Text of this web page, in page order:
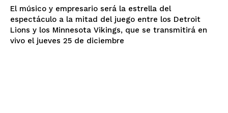
Aguascalientes Baja California
Baja California Sur Campeche
Chiapas
Chihuahua
Ciudad de México Coahuila
Colima Durango
Estado de México
El músico y empresario será la estrella del
espectáculo a la mitad del juego entre los Detroit
Lions y los Minnesota Vikings, que se transmitirá en
vivo el jueves 25 de diciembre